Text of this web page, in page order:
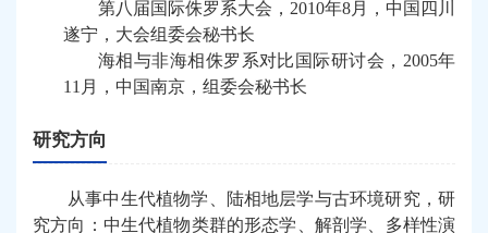
第八届国际侏罗系大会， 2010年8月，中国四川
遂宁，大会组委会秘书长
海相与非海相侏罗系对比国际研讨会， 2005年
11 月，中国南京，组委会秘书长
研究方向
从事中生代植物学 陆相地层学与古环境研究，研
究方向：中生代植物类群的形态学、 解剖学 、多样性演